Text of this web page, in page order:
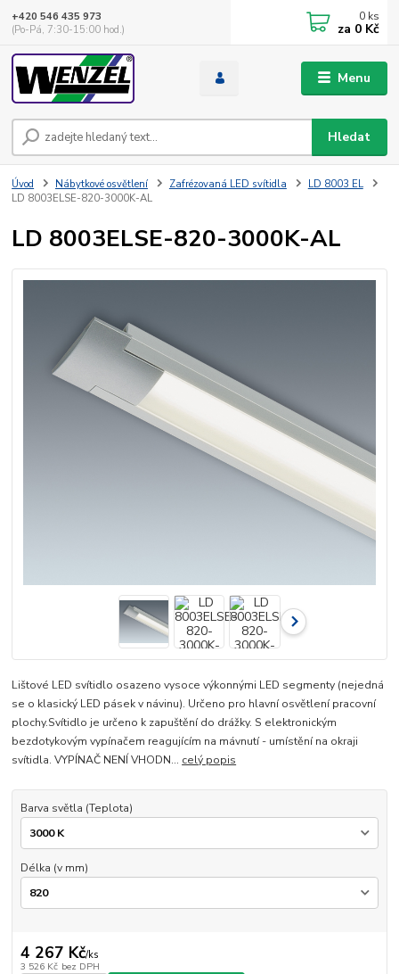
Menu
Hledat
+420 546 435 973
(Po-Pá, 7:30-15:00 hod.)
0 ks
za 0 Kč
Úvod Nábytkové osvětlení Zafrézovaná LED svítidla
LD 8003 EL
LD 8003ELSE-820-3000K-AL
LD 8003ELSE-820-3000K-AL
Lištové LED svítidlo osazeno vysoce výkonnými LED segmenty (nejedná
se o klasický LED pásek v návinu). Určeno pro hlavní osvětlení pracovní
plochy.Svítidlo je určeno k zapuštění do drážky. S elektronickým
bezdotykovým vypínačem reagujícím na mávnutí - umístění na okraji
svítidla. VYPÍNAČ NENÍ VHODN... celý popis
Barva světla (Teplota)
Délka (v mm)
4 267 Kč/ks
3 526 Kč bez DPH